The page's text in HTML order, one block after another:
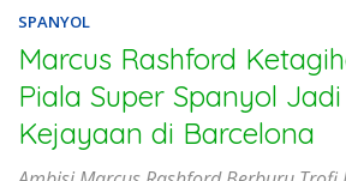
SPANYOL
Marcus Rashford
Piala Super Spanyol
Kejayaan di Barcelona